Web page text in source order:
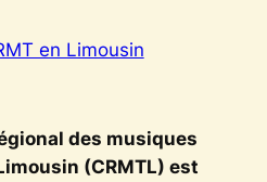
en Limousin
des musiques
(CRMTL) est